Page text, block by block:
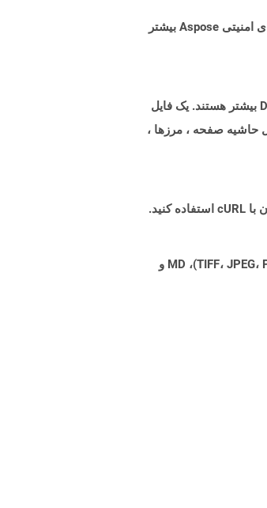
البته! Aspose Cloud از سرورهای ابری آمازون EC2 استفاده می کند که امنیت و انعطاف پذیری سرویس را تضمین می کند. لطفاً درباره روش‌های امنیتی Aspose بیشتر
پرونده هایی با پسوند dotx پرونده های الگوی ایجاد شده توسط Microsoft Word برای تنظیمات از پیش فرمت شده برای تولید پرونده های DOCX بیشتر هستند. یک فایل
حاشیه صفحه ، مرزها ،
Aspose.Total Cloud می تواند فرمت های فایل را از هر خانواده محصول به هر خانواده محصول دیگری به PDF، DOCX، XPS، تصویر (TIFF، JPEG، PNG BMP)، MD و